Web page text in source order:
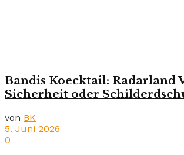
Bandis Koecktail: Radarland
Sicherheit oder
von BK
5. Juni 2026
0